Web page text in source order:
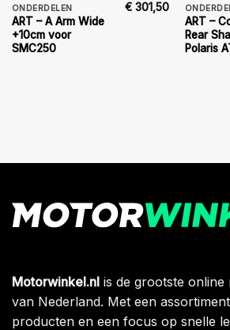
ONDERDELEN
ART – A Arm Wide
+10cm voor
SMC250
€ 301,50
ART –
Rear
Polaris
Motorwinkel.nl is de grootste online
van Nederland. Met een
producten en een focus op snelle